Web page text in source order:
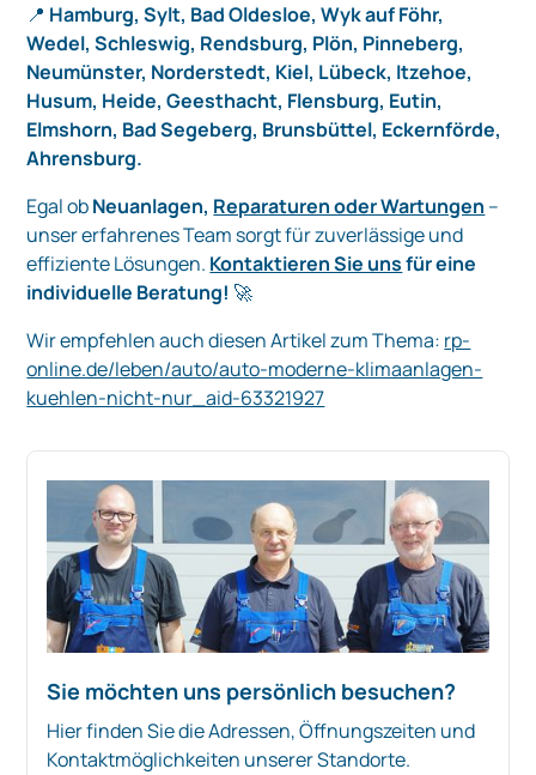
📍 Hamburg, Sylt, Bad Oldesloe, Wyk auf Föhr,
Wedel, Schleswig, Rendsburg, Plön, Pinneberg,
Neumünster, Norderstedt, Kiel, Lübeck, Itzehoe,
Husum, Heide, Geesthacht, Flensburg, Eutin,
Elmshorn, Bad Segeberg, Brunsbüttel, Eckernförde,
Ahrensburg.
Egal obNeuanlagen, Reparaturen oder Wartungen –
unser erfahrenes Team sorgt für zuverlässige und
effiziente Lösungen. Kontaktieren Sie unsfür eine
individuelle Beratung! 🚀
Wir empfehlen auch diesen Artikel zum Thema: rp-
online.de/leben/auto/auto-moderne-klimaanlagen-
kuehlen-nicht-nur_aid-63321927
Sie möchten uns persönlich besuchen?
Hier finden Sie die Adressen, Öffnungszeiten und
Kontaktmöglichkeiten unserer Standorte.